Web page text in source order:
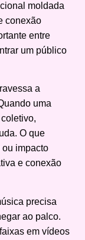
moldada
conexão
entre
um público
a
uma
O que
impacto
e conexão
precisa
ao palco.
em vídeos